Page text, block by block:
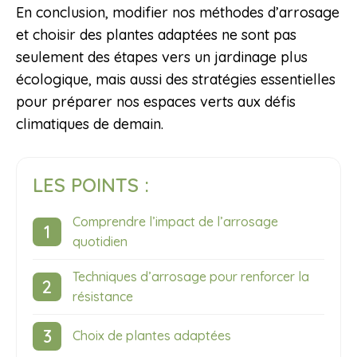
En conclusion, modifier nos méthodes d’arrosage
et choisir des plantes adaptées ne sont pas
seulement des étapes vers un jardinage plus
écologique, mais aussi des stratégies essentielles
pour préparer nos espaces verts aux défis
climatiques de demain.
LES POINTS :
Comprendre l’impact de l’arrosage
quotidien
Techniques d’arrosage pour renforcer la
résistance
Choix de plantes adaptées